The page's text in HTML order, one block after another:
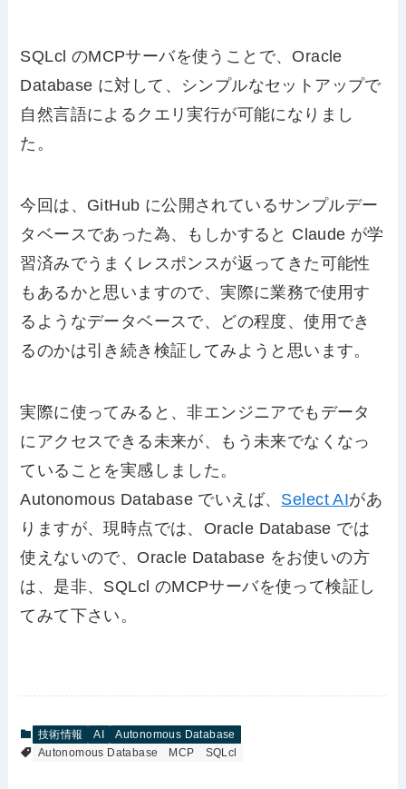
SQLcl のMCPサーバを使うことで、Oracle
Database に対して、シンプルなセットアップで
自然言語によるクエリ実行が可能になりまし
た。
今回は、GitHub に公開されているサンプルデー
タベースであった為、もしかすると Claude が学
習済みでうまくレスポンスが返ってきた可能性
もあるかと思いますので、実際に業務で使用す
るようなデータベースで、どの程度、使用でき
るのかは引き続き検証してみようと思います。
実際に使ってみると、非エンジニアでもデータ
にアクセスできる未来が、もう未来でなくなっ
ていることを実感しました。
Autonomous Database でいえば、 Select AIがあ
りますが、現時点では、Oracle Database では
使えないので、Oracle Database をお使いの方
は、是非、SQLcl のMCPサーバを使って検証し
てみて下さい。
技術情報 AI
Autonomous Database
Autonomous Database
MCP SQLcl